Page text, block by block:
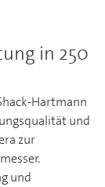
in 250
Hartmann
und
zur
und